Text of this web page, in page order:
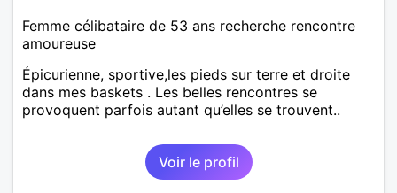
Femme célibataire de 53 ans recherche rencontre
amoureuse
Épicurienne, sportive,les pieds sur terre et droite
dans mes baskets . Les belles rencontres se
provoquent parfois autant qu’elles se trouvent..
Voir le profil